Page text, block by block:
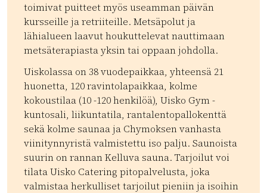
toimivat puitteet myös useamman päivän
kursseille ja retriiteille. Metsäpolut ja
lähialueen laavut houkuttelevat nauttimaan
metsäterapiasta yksin tai oppaan johdolla.
Uiskolassa on 38 vuodepaikkaa, yhteensä 21
huonetta, 120 ravintolapaikkaa, kolme
kokoustilaa (10 -120 henkilöä), Uisko Gym -
kuntosali, liikuntatila, rantalentopallokenttä
sekä kolme saunaa ja Chymoksen vanhasta
viinitynnyristä valmistettu iso palju. Saunoista
suurin on rannan Kelluva sauna. Tarjoilut voi
tilata Uisko Catering pitopalvelusta, joka
valmistaa herkulliset tarjoilut pieniin ja isoihin